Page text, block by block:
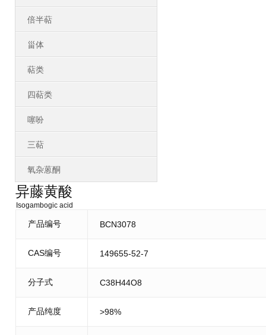
倍半萜
甾体
萜类
四萜类
噻吩
三萜
氧杂蒽酮
异藤黄酸
Isogambogic acid
产品编号 BCN3078
CAS编号 149655-52-7
分子式 C38H44O8
产品纯度 >98%